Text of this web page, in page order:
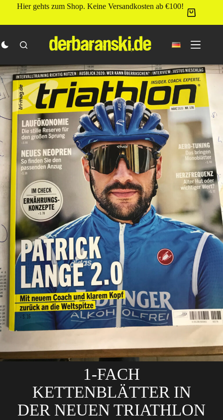
Hier gehts zum Shop. Keine Versandkosten ab €100!
1-FACH
KETTENBLÄTTER IN
DER NEUEN TRIATHLON